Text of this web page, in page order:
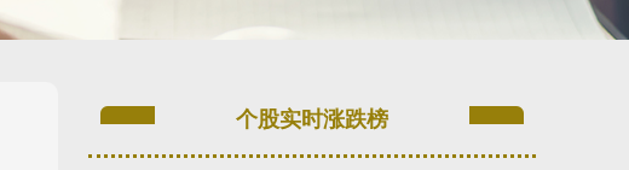
个股实时涨跌榜